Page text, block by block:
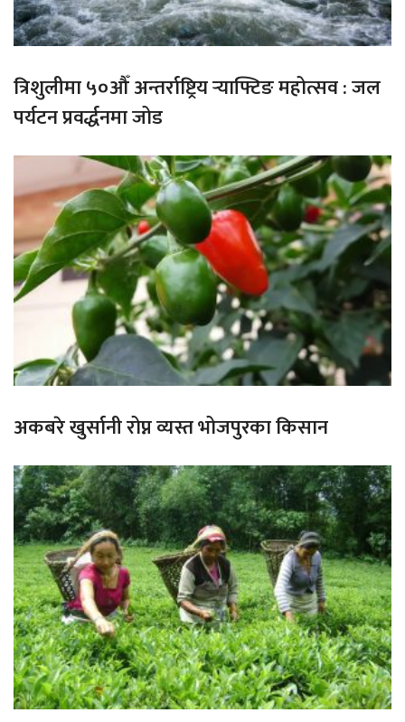
त्रिशुलीमा ५०औँ अन्तर्राष्ट्रिय र्‍याफ्टिङ महोत्सव : जल
पर्यटन प्रवर्द्धनमा जोड
अकबरे खुर्सानी रोप्न व्यस्त भोजपुरका किसान